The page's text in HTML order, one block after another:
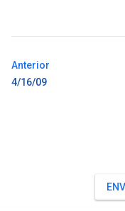
Anterior
4/16/09